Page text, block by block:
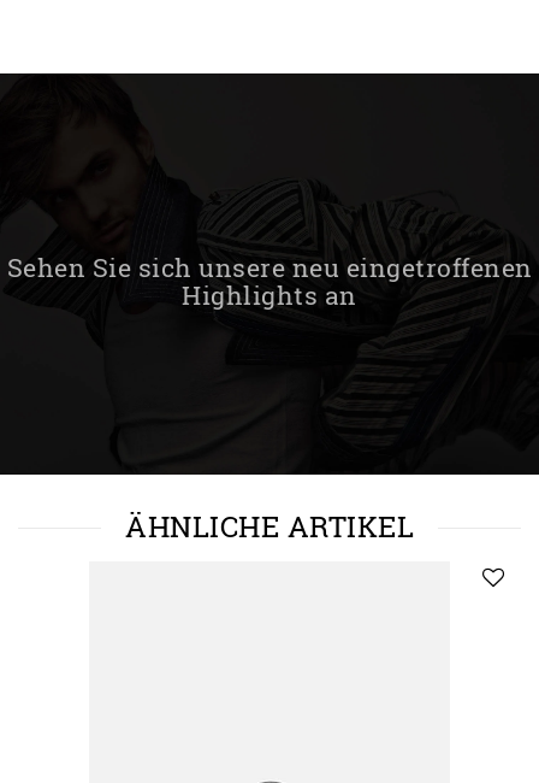
Sehen Sie sich unsere neu eingetroffenen
Highlights an
ÄHNLICHE ARTIKEL